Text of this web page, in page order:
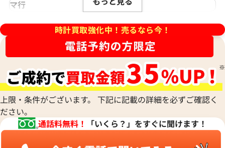
点の参考買取価格です
参考買取価格
1,970,000円
※2026年1月時点の参考買取
ANONIMO
Alain Silberstein
アラン・シルベスタイン
Armand Nicolet
アルマン・ニコレ
WALTHAM
ウォルサム
HUBLOT
ウブロ
ETERNA
エテルナ
ガガミラノ
Quinting
クインティング
Cuervo y Sobrinos
クエルボ・イ・ソブリノス
CVSTOS
クストス
Chronoswiss
クロノスイス
GUCCI
グッチ
Graham
CITIZEN
シチズン
Chopard
ショパール
CHAUMET
ショーメ
Jacob & Co.
ジェイコブ
Gerald Genta
ジェラルド・ジェンタ
ダニエル・ロート
TUDOR
チューダー(チュードル)
ティファニー
Dior
ディオール
Hamilton
Harry Winston
ハリー・ウィンストン
Patek Philippe
Panerai
パネライ
Parmigiani Fleurier
パルミジャーニ・フルリエ
Piaget
マ行
MAURICE LACROIX
モーリス・ラクロア
RALPH LAUREN
ラルフ ローレン
リシャール・ミル
Louis Vuitton
ルイ・ヴィトン
Luminox
ルミノックス
Ressence
時計買取強化中！売るなら今！
上限・条件がございます。 下記に記載の詳細を必ずご確認く
ださい。
通話料無料！
「いくら？」をすぐに聞けます！